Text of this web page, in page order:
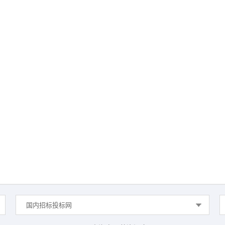
国内招标投标网